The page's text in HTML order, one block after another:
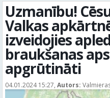
Sludinājumi
Reklāmraksti
Uzmanību!
Valkas
izveidojies
braukšanas
apgrūtināti
04.01.2024 15:27, Autors: